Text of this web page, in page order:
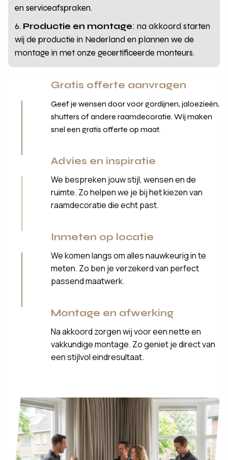
en serviceafspraken.
Productie en montage: na akkoord starten
wij de productie in Nederland en plannen we de
montage in met onze gecertificeerde monteurs.
Gratis offerte aanvragen
Geef je wensen door voor gordijnen, jaloezieën,
shutters of andere raamdecoratie. Wij maken
snel een gratis offerte op maat.
Advies en inspiratie
We bespreken jouw stijl, wensen en de
ruimte. Zo helpen we je bij het kiezen van
raamdecoratie die echt past.
Inmeten op locatie
We komen langs om alles nauwkeurig in te
meten. Zo ben je verzekerd van perfect
passend maatwerk.
Montage en afwerking
Na akkoord zorgen wij voor een nette en
vakkundige montage. Zo geniet je direct van
een stijlvol eindresultaat.